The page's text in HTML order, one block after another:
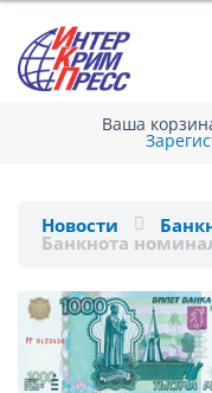
Ваша
Новости
Банкнота